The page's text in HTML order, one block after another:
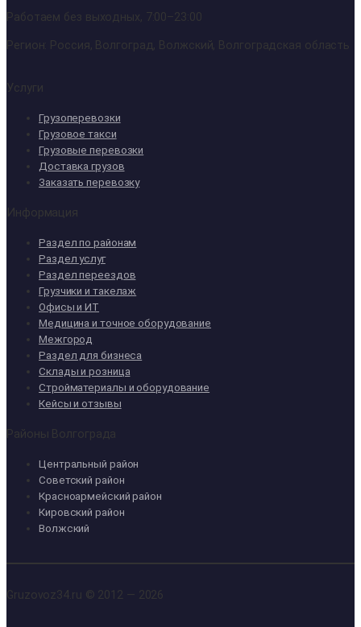
Работаем без выходных, 7:00–23:00
Регион: Россия, Волгоград, Волжский, Волгоградская область
Услуги
Грузоперевозки
Грузовое такси
Грузовые перевозки
Доставка грузов
Заказать перевозку
Информация
Раздел по районам
Раздел услуг
Раздел переездов
Грузчики и такелаж
Офисы и ИТ
Медицина и точное оборудование
Межгород
Раздел для бизнеса
Склады и розница
Стройматериалы и оборудование
Кейсы и отзывы
Районы Волгограда
Центральный район
Советский район
Красноармейский район
Кировский район
Волжский
Gruzovoz34.ru © 2012 — 2026